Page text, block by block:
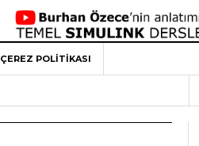
ÇEREZ POLITIKASI